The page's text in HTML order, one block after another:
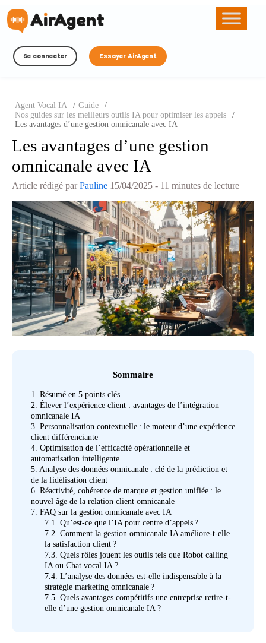
Se connecter Essayer AirAgent
Agent Vocal IA / Guide
/
Nos guides sur les meilleurs outils IA pour optimiser les appels
/
Les avantages d’une gestion omnicanale avec IA
Les avantages d’une gestion
omnicanale avec IA
Article rédigé parPauline 15/04/2025 - 11 minutes de lecture
Sommaire
1. Résumé en 5 points clés
2. Élever l’expérience client : avantages de l’intégration
omnicanale IA
3. Personnalisation contextuelle : le moteur d’une expérience
client différenciante
4. Optimisation de l’efficacité opérationnelle et
automatisation intelligente
5. Analyse des données omnicanale : clé de la prédiction et
de la fidélisation client
6. Réactivité, cohérence de marque et gestion unifiée : le
nouvel âge de la relation client omnicanale
7. FAQ sur la gestion omnicanale avec IA
7.1. Qu’est-ce que l’IA pour centre d’appels ?
7.2. Comment la gestion omnicanale IA améliore-t-elle
la satisfaction client ?
7.3. Quels rôles jouent les outils tels que Robot calling
IA ou Chat vocal IA ?
7.4. L’analyse des données est-elle indispensable à la
stratégie marketing omnicanale ?
7.5. Quels avantages compétitifs une entreprise retire-t-
elle d’une gestion omnicanale IA ?